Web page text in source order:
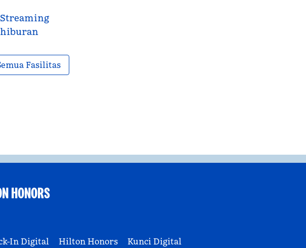
Streaming
hiburan
Fasilitas
HONORS
In Digital
Hilton Honors
Kunci Digital